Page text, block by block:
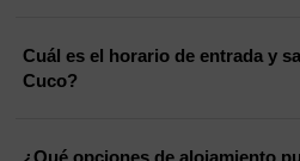
Cuál es el horario de entrada y salida de
Cuco?
¿Qué opciones de alojamiento